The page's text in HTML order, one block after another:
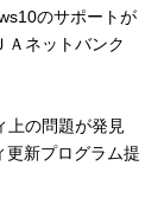
のサポートが
Ａネットバンク
の問題が発見
更新プログラム提